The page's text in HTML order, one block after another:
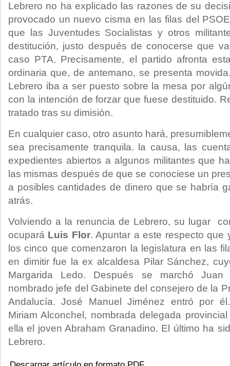
Lebrero no ha explicado las razones de su
provocado un nuevo cisma en las filas del
que las Juventudes Socialistas y otros
destitución, justo después de conocerse que
caso PTA. Precisamente, el partido afronta
ordinaria que, de antemano, se presenta
Lebrero iba a ser puesto sobre la mesa por
con la intención de forzar que fuese destituido.
tratado tras su dimisión.
En cualquier caso, otro asunto hará,
sea precisamente tranquila. la causa, las
expedientes abiertos a algunos militantes que
las mismas después de que se conociese un
a posibles cantidades de dinero que se habría
atrás.
Volviendo a la renuncia de Lebrero, su lugar
ocupará Luis Flor. Apuntar a este respecto que
los cinco que comenzaron la legislatura en las
en dimitir fue la ex alcaldesa Pilar Sánchez,
Margarida Ledo. Después se marchó
nombrado jefe del Gabinete del consejero de la
Andalucía. José Manuel Jiménez entró por
Miriam Alconchel, nombrada delegada
ella el joven Abraham Granadino. El último ha
Lebrero.